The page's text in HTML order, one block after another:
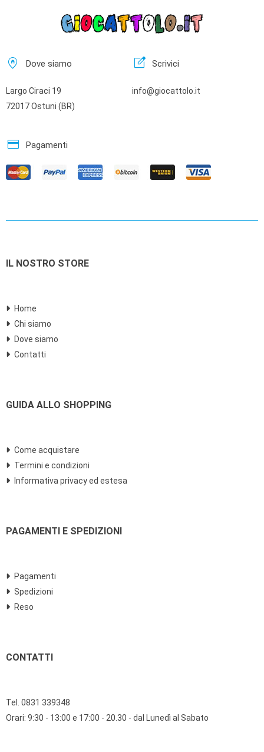
home_pin Dove siamo
Largo Ciraci 19
72017 Ostuni (BR)
edit_square Scrivici
info@giocattolo.it
credit_card Pagamenti
IL NOSTRO STORE
Home
Chi siamo
Dove siamo
Contatti
GUIDA ALLO SHOPPING
Come acquistare
Termini e condizioni
Informativa privacy ed estesa
PAGAMENTI E SPEDIZIONI
Pagamenti
Spedizioni
Reso
CONTATTI
Tel. 0831 339348
Orari: 9:30 - 13:00 e 17:00 - 20.30 - dal Lunedì al Sabato